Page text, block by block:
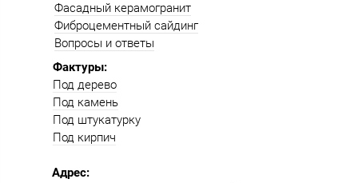
Фактуры:
Под дерево
Под камень
Под штукатурку
Под кирпич
Фасадный керамогранит
Фиброцементный сайдинг
Вопросы и ответы
Адрес: